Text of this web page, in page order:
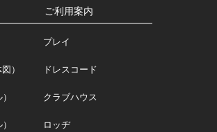
）
ご利用案内
プレイ
ドレスコード
クラブハウス
ロッヂ